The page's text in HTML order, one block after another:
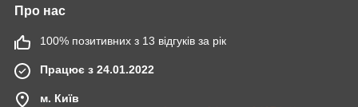
Про нас
100% позитивних з 13 відгуків за рік
Працює з 24.01.2022
м. Київ